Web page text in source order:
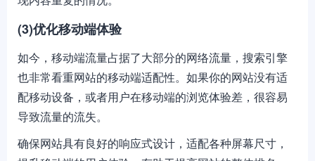
(3)优化移动端体验
如今，移动端流量占据了大部分的网络流量，搜索引擎
也非常看重网站的移动端适配性。如果你的网站没有适
配移动设备，或者用户在移动端的浏览体验差，很容易
导致流量的流失。
确保网站具有良好的响应式设计，适配各种屏幕尺寸，